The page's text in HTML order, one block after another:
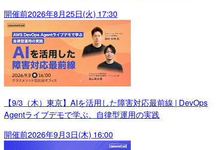
開催前2026年8月25日(火) 17:30
【9/3（木）東京】AIを活用した障害対応最前線 | DevOps
Agentライブデモで学ぶ、自律型運用の実践
開催前2026年9月3日(木) 16:00